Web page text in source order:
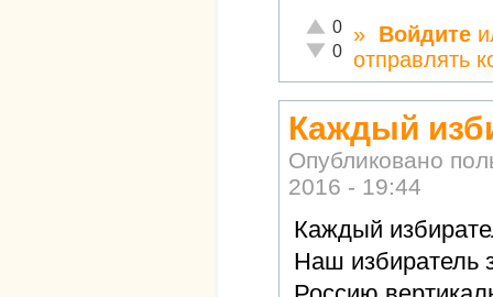
Отлично!
0
Неадекватно!
0
» Войдите
отправлять
Каждый
Опубликовано
2016 - 19:44
Каждый
Наш избиратель